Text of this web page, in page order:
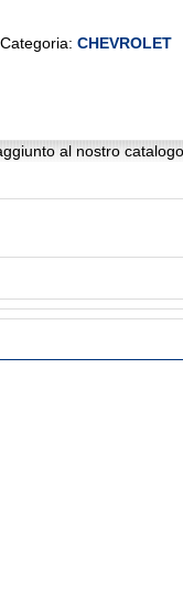
Categoria: CHEVROLET
al nostro catalogo